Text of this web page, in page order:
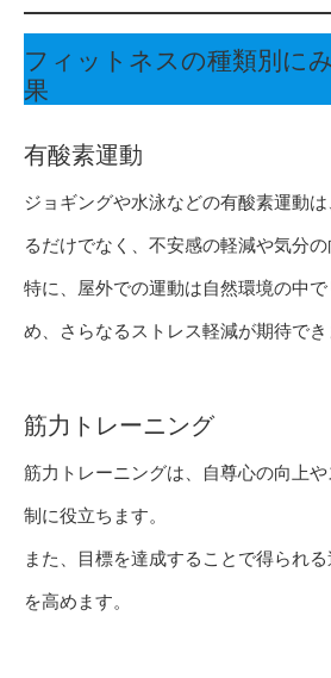
フィットネスの種類別に
果
有酸素運動
ジョギングや水泳などの有酸素運動
るだけでなく、不安感の軽減や気分の
特に、屋外での運動は自然環境の中
め、さらなるストレス軽減が期待でき
筋力トレーニング
筋力トレーニングは、自尊心の向上
制に役立ちます。
また、目標を達成することで得られ
を高めます。